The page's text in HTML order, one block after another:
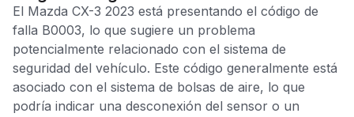
El Mazda CX-3 2023 está presentando el código de
falla B0003, lo que sugiere un problema
potencialmente relacionado con el sistema de
seguridad del vehículo. Este código generalmente está
asociado con el sistema de bolsas de aire, lo que
podría indicar una desconexión del sensor o un